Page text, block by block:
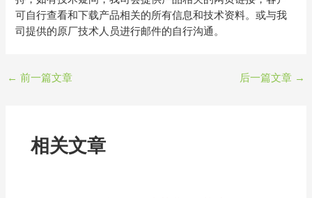
可自行查看和下载产品相关的所有信息和技术资料。或与我
司提供的原厂技术人员进行邮件的自行沟通。
← 前一篇文章 后一篇文章 →
相关文章